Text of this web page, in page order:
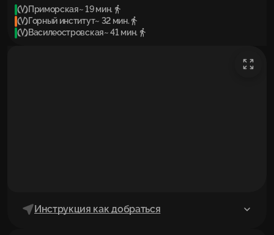
Приморская~ 19 мин.
Горный институт~ 32 мин.
Василеостровская~ 41 мин.
Инструкция как добраться